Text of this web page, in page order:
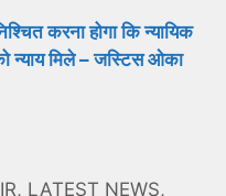
करना होगा कि न्यायिक
न्याय मिले – जस्टिस ओका
, LATEST NEWS,